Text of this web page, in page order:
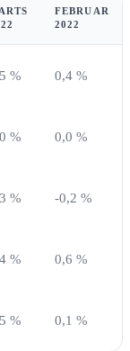
FEBRUAR
2022
% 0,4 %
% 0,0 %
% -0,2 %
% 0,6 %
% 0,1 %